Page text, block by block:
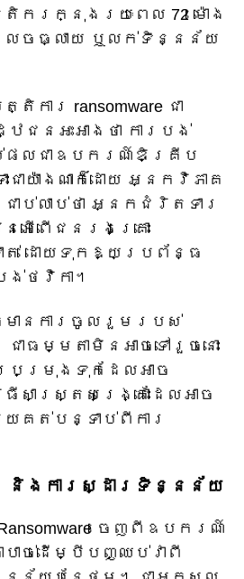
រក្នុងរយៈពេល 72 ម៉ោង
េចធ្លាយ ឬលក់ទិន្នន័យ
ារ ransomware ជា
ជនអះអាងថា ការបង់
ល់ផលជាឧបករណ៍ឌិគ្រីប
ះជាយ៉ាងណាក៏ដោយ អ្នកវិភាគ
ប់លាប់ថា អ្នកជំរិតទារ
អើពើជនរងគ្រោះ
ាត់ ដោយទុកឱ្យប្រព័ន្ធ
ង់ថវិកា។
មានការចូលរួមរបស់
ាធម្មតាមិនអាចទៅរួចនោះ
របម្រុងទុកដែលអាច
សាស្ត្រសង្គ្រោះដែលអាច
គត់បន្ទាប់ពីការ
និងការស្ដារទិន្នន័យ
ចេញពីឧបករណ៍
ាំបាច់ដើម្បីបញ្ឈប់វាពី